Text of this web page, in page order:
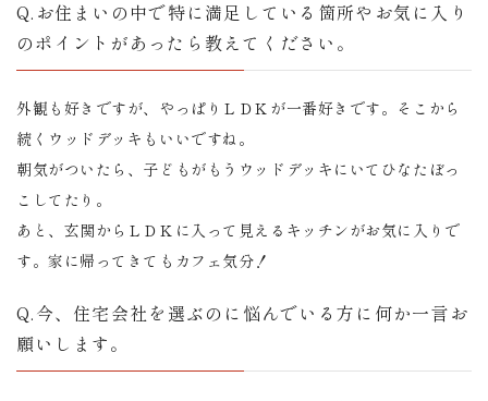
Q.お住まいの中で特に満足している箇所やお気に入り
のポイントがあったら教えてください。
外観も好きですが、やっぱりＬＤＫが一番好きです。そこから
続くウッドデッキもいいですね。
朝気がついたら、子どもがもうウッドデッキにいてひなたぼっ
こしてたり。
あと、玄関からＬＤＫに入って見えるキッチンがお気に入りで
す。家に帰ってきてもカフェ気分！
Q.今、住宅会社を選ぶのに悩んでいる方に何か一言お
願いします。